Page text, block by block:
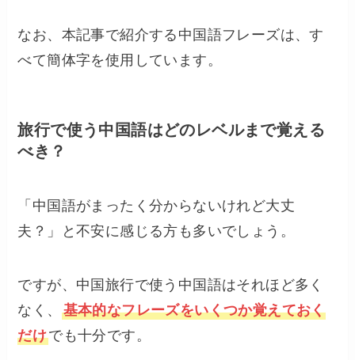
なお、本記事で紹介する中国語フレーズは、す
べて簡体字を使用しています。
旅行で使う中国語はどのレベルまで覚える
べき？
「中国語がまったく分からないけれど大丈
夫？」と不安に感じる方も多いでしょう。
ですが、中国旅行で使う中国語はそれほど多く
なく、 基本的なフレーズをいくつか覚えておく
だけでも十分です。